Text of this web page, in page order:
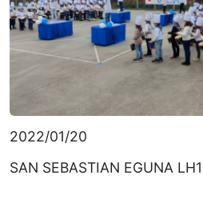
2022/01/20
SAN SEBASTIAN EGUNA